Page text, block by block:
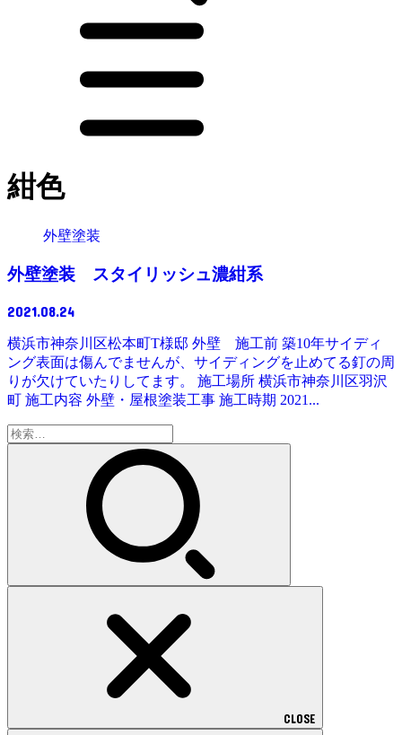
紺色
外壁塗装
外壁塗装 スタイリッシュ濃紺系
2021.08.24
横浜市神奈川区松本町T様邸 外壁 施工前 築10年サイディ
ング表面は傷んでませんが、サイディングを止めてる釘の周
りが欠けていたりしてます。 施工場所 横浜市神奈川区羽沢
町 施工内容 外壁・屋根塗装工事 施工時期 2021...
検
索:
CLOSE